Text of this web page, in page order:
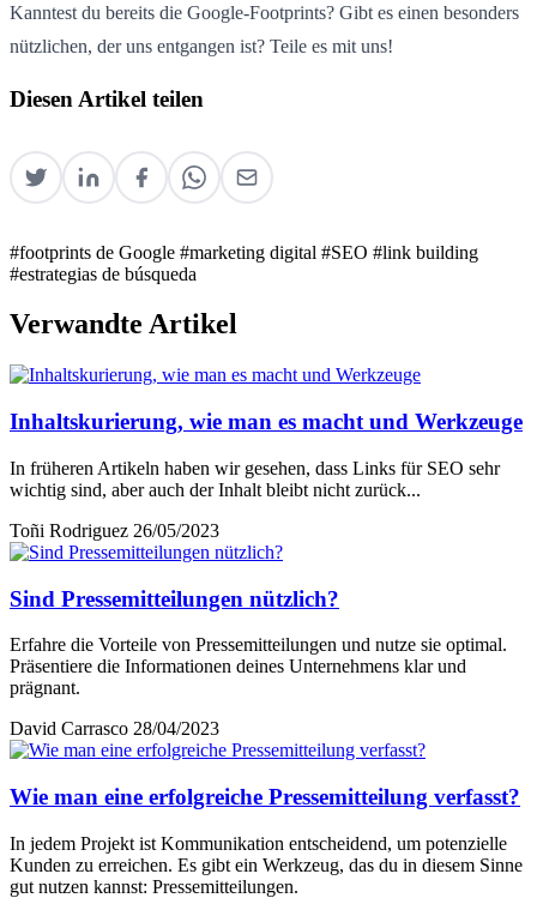
Kanntest du bereits die Google-Footprints? Gibt es einen besonders
nützlichen, der uns entgangen ist? Teile es mit uns!
Diesen Artikel teilen
#footprints de Google #marketing digital #SEO #link building
#estrategias de búsqueda
Verwandte Artikel
Inhaltskurierung, wie man es macht und Werkzeuge
In früheren Artikeln haben wir gesehen, dass Links für SEO sehr
wichtig sind, aber auch der Inhalt bleibt nicht zurück...
Toñi Rodriguez 26/05/2023
Sind Pressemitteilungen nützlich?
Erfahre die Vorteile von Pressemitteilungen und nutze sie optimal.
Präsentiere die Informationen deines Unternehmens klar und
prägnant.
David Carrasco 28/04/2023
Wie man eine erfolgreiche Pressemitteilung verfasst?
In jedem Projekt ist Kommunikation entscheidend, um potenzielle
Kunden zu erreichen. Es gibt ein Werkzeug, das du in diesem Sinne
gut nutzen kannst: Pressemitteilungen.